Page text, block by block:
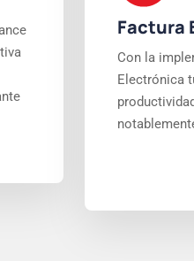
Factura
Con la
Electrónica